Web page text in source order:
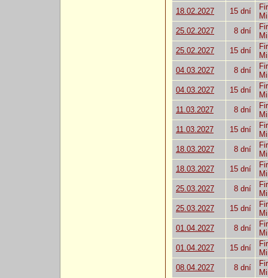
18.02.2027
15 dní
25.02.2027
8 dní
25.02.2027
15 dní
04.03.2027
8 dní
04.03.2027
15 dní
11.03.2027
8 dní
11.03.2027
15 dní
18.03.2027
8 dní
18.03.2027
15 dní
25.03.2027
8 dní
25.03.2027
15 dní
01.04.2027
8 dní
01.04.2027
15 dní
08.04.2027
8 dní